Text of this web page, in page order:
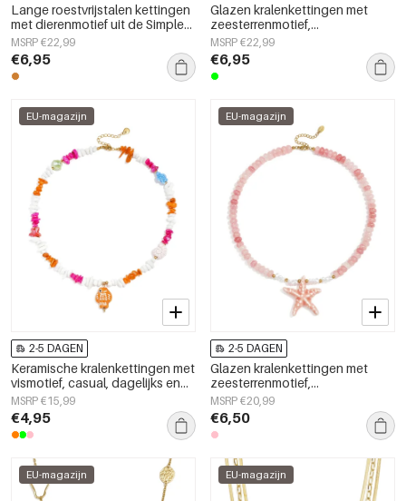
Lange roestvrijstalen kettingen
met dierenmotief uit de Simple
Daily Simple-serie voor dames.
MSRP €22,99
€6,95
Glazen kralenkettingen met
zeesterrenmotief,
vakantie-/strandthema,
romantische serie voor dames.
MSRP €22,99
€6,95
EU-magazijn
2-5 DAGEN
Keramische kralenkettingen met
vismotief, casual, dagelijks en
romantisch, damessieraden
MSRP €15,99
€4,95
EU-magazijn
2-5 DAGEN
Glazen kralenkettingen met
zeesterrenmotief,
vakantie-/strandthema,
romantische serie voor dames.
MSRP €20,99
€6,50
EU-magazijn EU-magazijn